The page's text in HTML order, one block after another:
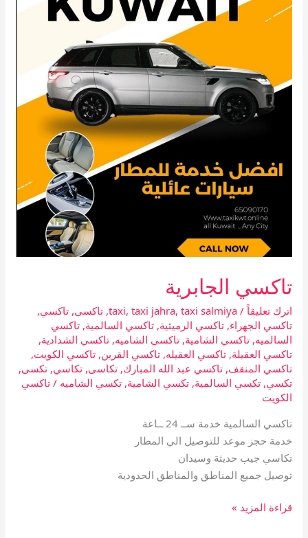
تاكسي الجابرية
اترك تعليقاً /
taxi, taxi jahra, taxi salmiya
,تاكسى,تاكسي,
تاكسي الجهراء,تاكسي الرميثية,تاكسي السالمية,تاكسي
السالميه,تاكسي الشامية,تاكسي الشاميه,تاكسي الشدادية,
تاكسي العقيلة,تاكسي العقيله,تاكسي القرين,تاكسي الكويت,
تاكسي المنقف,تاكسي عبد الله المبارك,تكاسى,تكاسي,تكسى,
تكسي,تكسي السالمية,تكسي الشامية,تكسي الشاميه /تاكسي
الكويت
تاكسي السالمية خدمة ســ 24 ــاعة
خدمة حجز موعد للتوصيل الي المطار
تكاسي جيب حديثة وسيدان
توصيل جميع المناطق والمناطق الحدودية
قراءة المزيد »